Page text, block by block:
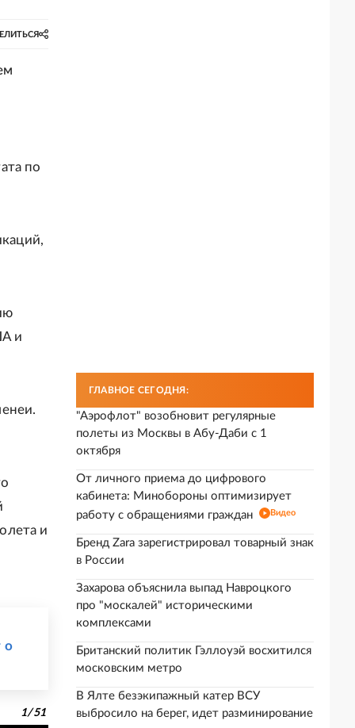
по
и
и
о
1/51
ГЛАВНОЕ СЕГОДНЯ:
"Аэрофлот" возобновит регулярные
полеты из Москвы в Абу-Даби с 1
октября
От личного приема до цифрового
кабинета: Минобороны оптимизирует
работу с обращениями граждан
Видео
Бренд Zara зарегистрировал товарный знак
в России
Захарова объяснила выпад Навроцкого
про "москалей" историческими
комплексами
Британский политик Гэллоуэй восхитился
московским метро
В Ялте безэкипажный катер ВСУ
выбросило на берег, идет разминирование